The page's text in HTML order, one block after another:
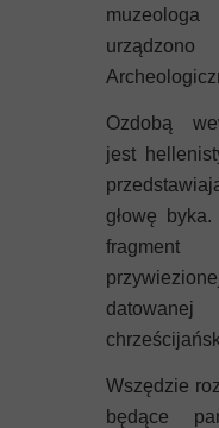
Ozdobą
jest
głowę
fragment
Wszędzie
będące